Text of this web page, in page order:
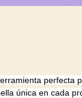
única en cada